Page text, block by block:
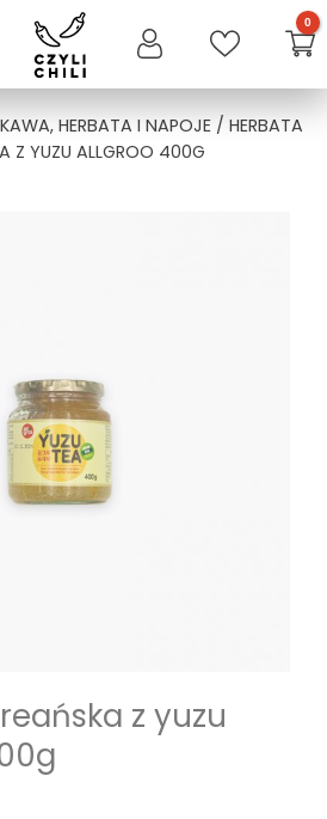
KAWA, HERBATA I NAPOJE/ HERBATA
Z YUZU ALLGROO 400G
z yuzu